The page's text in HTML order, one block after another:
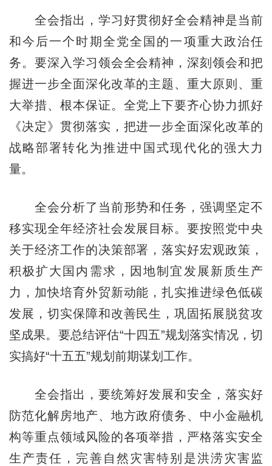
全会指出，学习好贯彻好全会精神是当前
和今后一个时期全党全国的一项重大政治任
务。要深入学习领会全会精神，深刻领会和把
握进一步全面深化改革的主题、重大原则、重
大举措、根本保证。全党上下要齐心协力抓好
《决定》贯彻落实，把进一步全面深化改革的
战略部署转化为推进中国式现代化的强大力
量。
全会分析了当前形势和任务，强调坚定不
移实现全年经济社会发展目标。要按照党中央
关于经济工作的决策部署，落实好宏观政策，
积极扩大国内需求，因地制宜发展新质生产
力，加快培育外贸新动能，扎实推进绿色低碳
发展，切实保障和改善民生，巩固拓展脱贫攻
坚成果。要总结评估“十四五”规划落实情况，切
实搞好“十五五”规划前期谋划工作。
全会指出，要统筹好发展和安全，落实好
防范化解房地产、地方政府债务、中小金融机
构等重点领域风险的各项举措，严格落实安全
生产责任，完善自然灾害特别是洪涝灾害监